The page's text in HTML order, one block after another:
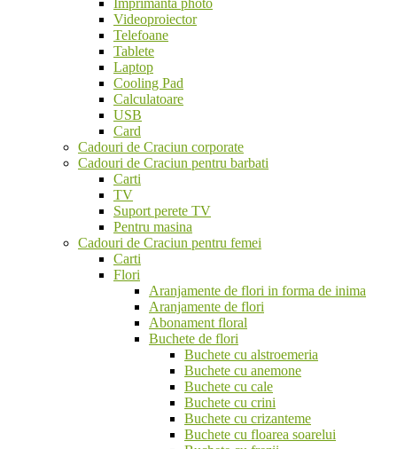
Videoproiector
Telefoane
Tablete
Laptop
Cooling Pad
Calculatoare
USB
Card
Cadouri de Craciun corporate
Cadouri de Craciun pentru barbati
Carti
TV
Suport perete TV
Pentru masina
Cadouri de Craciun pentru femei
Carti
Flori
Aranjamente de flori in forma de inima
Aranjamente de flori
Abonament floral
Buchete de flori
Buchete cu alstroemeria
Buchete cu anemone
Buchete cu cale
Buchete cu crini
Buchete cu crizanteme
Buchete cu floarea soarelui